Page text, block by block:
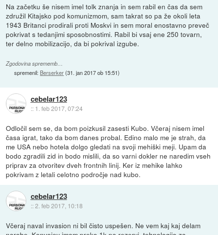
Na začetku še nisem imel tolk znanja in sem rabil en čas da sem
združil Kitajsko pod komunizmom, sam takrat so pa že okoli leta
1943 Britanci prodirali proti Moskvi in sem moral enostavno preveč
pokrivat s tedanjimi sposobnostimi. Rabil bi vsaj ene 250 tovarn,
ter delno mobilizacijo, da bi pokrival izgube.
Zgodovina sprememb…
spremenil: Berserker(31. jan 2017 ob 15:51)
cebelar123
:: 1. feb 2017, 07:24
Odločil sem se, da bom poizkusil zasesti Kubo. Včeraj nisem imel
časa igrat, tako da bom danes probal. Edino malo me je strah, da
me USA nebo hotela dolgo gledati na svoji mehiški meji. Upam da
bodo zgradili zid in bodo mislili, da so varni dokler ne naredim vseh
priprav za otvoritev dveh frontnih linij. Ker iz mehike lahko
pokrivam z letali celotno področje nad kubo.
cebelar123
::2. feb 2017, 10:18
Včeraj naval invasion ni bil čisto uspešen. Ne vem kaj kaj delam